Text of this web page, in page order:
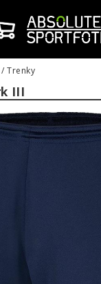
účet
Košík
/Trenky
III